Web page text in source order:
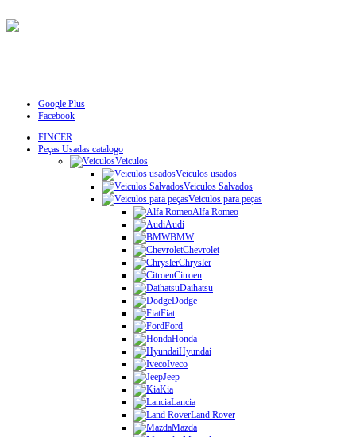
Google Plus
Facebook
FINCER
Peças Usadas catalogo
Veiculos
Veiculos usados
Veiculos Salvados
Veiculos para peças
Alfa Romeo
Audi
BMW
Chevrolet
Chrysler
Citroen
Daihatsu
Dodge
Fiat
Ford
Honda
Hyundai
Iveco
Jeep
Kia
Lancia
Land Rover
Mazda